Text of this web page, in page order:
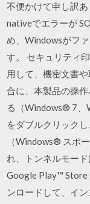
不便かけて申し訳あ
nativeでエラーが
め、Windowsがフ
す。 セキュリティ
用して、機密文書
合に、本製品の操
る（Windows® 7、
をダブルクリック
（Windows® スポ
れ、トンネルモー
Google Play™
ンロードして、イン